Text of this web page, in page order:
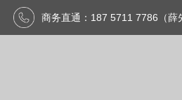
商务直通：187 5711 7786（薛